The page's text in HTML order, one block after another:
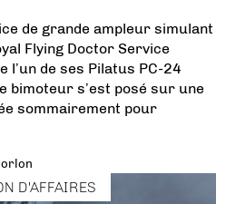
de grande ampleur simulant
Flying Doctor Service
de ses Pilatus PC-24
bimoteur s’est posé sur une
sommairement pour
D'AFFAIRES